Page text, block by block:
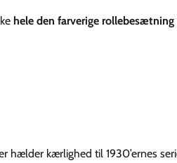
hele den farverige rollebesætning
hælder kærlighed til 1930’ernes